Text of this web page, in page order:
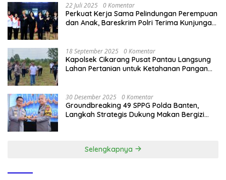
22 Juli 2025 0 Komentar
Perkuat Kerja Sama Pelindungan Perempuan
dan Anak, Bareskrim Polri Terima Kunjungan
18 September 2025 0 Komentar
Kapolsek Cikarang Pusat Pantau Langsung
Lahan Pertanian untuk Ketahanan Pangan
30 Desember 2025 0 Komentar
Groundbreaking 49 SPPG Polda Banten,
Langkah Strategis Dukung Makan Bergizi
Selengkapnya